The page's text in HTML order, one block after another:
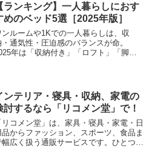
ト、そして実際のレビュー要旨まで網
。長く...
ランキング】一人暮らしにおす
めのベッド5選［2025年版］
ンルームや1Kでの一人暮らしは、収
・通気性・圧迫感のバランスが命。
年は「収納付き」「ロフト」「脚付
〜100cm前後）...
ンテリア・寝具・収納、家電の
討するなら「リコメン堂」で！
リコメン堂」は、家具・寝具・家電・日
品からファッション、スポーツ、食品ま
幅広く扱う通販サービスです。ひとつの